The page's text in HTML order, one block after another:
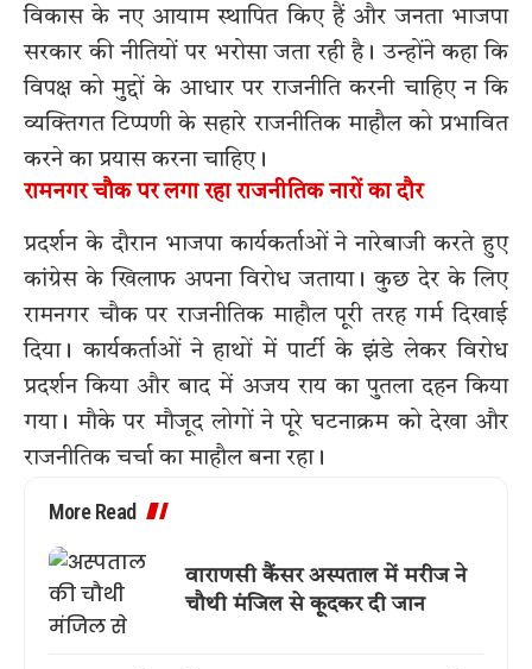
विकास के नए आयाम स्थापित किए हैं और जनता भाजपा
सरकार की नीतियों पर भरोसा जता रही है। उन्होंने कहा कि
विपक्ष को मुद्दों के आधार पर राजनीति करनी चाहिए न कि
व्यक्तिगत टिप्पणी के सहारे राजनीतिक माहौल को प्रभावित
करने का प्रयास करना चाहिए।
रामनगर चौक पर लगा रहा राजनीतिक नारों का दौर
प्रदर्शन के दौरान भाजपा कार्यकर्ताओं ने नारेबाजी करते हुए
कांग्रेस के खिलाफ अपना विरोध जताया। कुछ देर के लिए
रामनगर चौक पर राजनीतिक माहौल पूरी तरह गर्म दिखाई
दिया। कार्यकर्ताओं ने हाथों में पार्टी के झंडे लेकर विरोध
प्रदर्शन किया और बाद में अजय राय का पुतला दहन किया
गया। मौके पर मौजूद लोगों ने पूरे घटनाक्रम को देखा और
राजनीतिक चर्चा का माहौल बना रहा।
More Read
वाराणसी कैंसर अस्पताल में मरीज ने
चौथी मंजिल से कूदकर दी जान